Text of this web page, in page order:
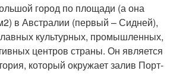
город по площади (а она
в Австралии (первый – Сидней),
культурных, промышленных,
центров страны. Он является
который окружает залив Порт-